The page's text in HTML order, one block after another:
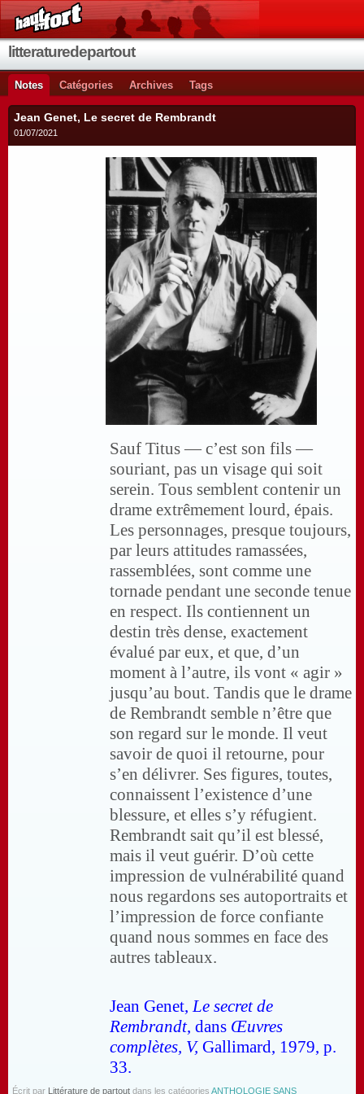
litteraturedepartout
Notes Catégories Archives Tags
Jean Genet, Le secret de Rembrandt
01/07/2021
Sauf Titus — c’est son fils —
souriant, pas un visage qui soit
serein. Tous semblent contenir un
drame extrêmement lourd, épais.
Les personnages, presque toujours,
par leurs attitudes ramassées,
rassemblées, sont comme une
tornade pendant une seconde tenue
en respect. Ils contiennent un
destin très dense, exactement
évalué par eux, et que, d’un
moment à l’autre, ils vont « agir »
jusqu’au bout. Tandis que le drame
de Rembrandt semble n’être que
son regard sur le monde. Il veut
savoir de quoi il retourne, pour
s’en délivrer. Ses figures, toutes,
connaissent l’existence d’une
blessure, et elles s’y réfugient.
Rembrandt sait qu’il est blessé,
mais il veut guérir. D’où cette
impression de vulnérabilité quand
nous regardons ses autoportraits et
l’impression de force confiante
quand nous sommes en face des
autres tableaux.
Jean Genet,Le secret de
Rembrandt, dans Œuvres
complètes, V, Gallimard, 1979, p.
33.
Écrit par Littérature de partout dans les catégories ANTHOLOGIE SANS